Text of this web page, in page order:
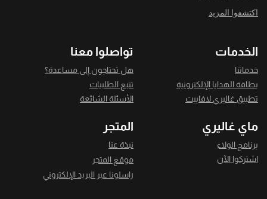
اكتشفوا المزيد
الخدمات
خدماتنا
بطاقة الهدايا الإلكترونية
تطبيق غاليري لافاييت
تواصلوا معنا
هل تحتاجون إلى مساعدة؟
تتبع الطلبيات
الأسئلة الشائعة
ماي غاليري
برنامج الولاء
اشتركوا الآن
المتجر
نبذة عنا
موقع المتجر
راسلونا عبر البريد الإلكتروني